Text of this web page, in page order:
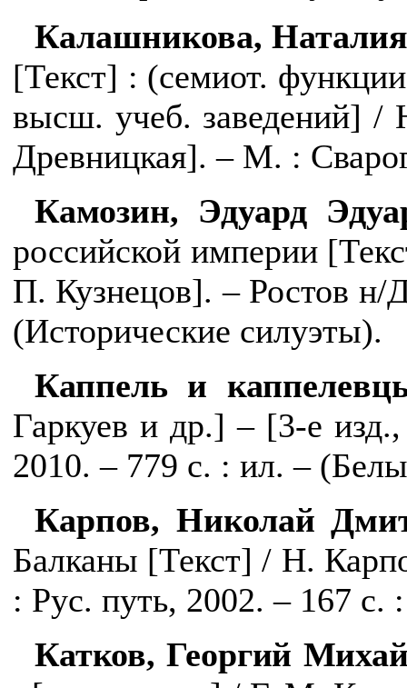
Калашникова,
[Текст] : (семиот.
высш. учеб. заведений]
Древницкая]. – М. :
Камозин, Эдуард
российской империи [
П. Кузнецов]. – Ростов
(Исторические силуэты).
Каппель и
Гаркуев и др.] – [3-е
2010. – 779 с. : ил. –
Карпов, Николай
Балканы [Текст] / Н.
: Рус. путь, 2002. – 167 с.
Катков, Георгий